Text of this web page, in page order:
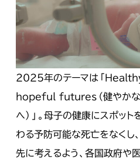
2025年のテーマは「
hopeful futures（健やかな
へ）」。母子の健康にスポッ
わる予防可能な死亡をなくし
先に考えるよう、各国政府や